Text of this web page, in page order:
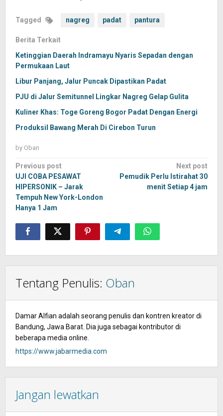
Tagged nagreg padat pantura
Berita Terkait
Ketinggian Daerah Indramayu Nyaris Sepadan dengan
Permukaan Laut
Libur Panjang, Jalur Puncak Dipastikan Padat
PJU di Jalur Semitunnel Lingkar Nagreg Gelap Gulita
Kuliner Khas: Toge Goreng Bogor Padat Dengan Energi
ProduksiI Bawang Merah Di Cirebon Turun
by Oban
Post
navigation
Previous post
UJI COBA PESAWAT
HIPERSONIK – Jarak
Tempuh New York-London
Hanya 1 Jam
Next post
Pemudik Perlu Istirahat 30
menit Setiap 4 jam
Tentang Penulis: Oban
Damar Alfian adalah seorang penulis dan kontren kreator di
Bandung, Jawa Barat. Dia juga sebagai kontributor di
beberapa media online.
https://www.jabarmedia.com
Jangan lewatkan